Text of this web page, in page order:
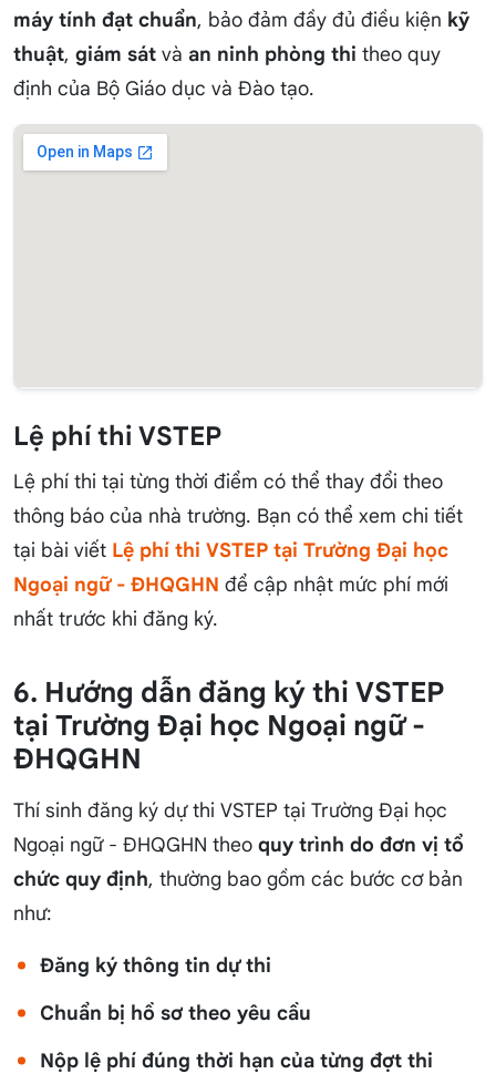
máy tính đạt chuẩn, bảo đảm đầy đủ điều kiện kỹ
thuật, giám sát và an ninh phòng thi theo quy
định của Bộ Giáo dục và Đào tạo.
Lệ phí thi VSTEP
Lệ phí thi tại từng thời điểm có thể thay đổi theo
thông báo của nhà trường. Bạn có thể xem chi tiết
tại bài viết Lệ phí thi VSTEP tại Trường Đại học
Ngoại ngữ - ĐHQGHN để cập nhật mức phí mới
nhất trước khi đăng ký.
6. Hướng dẫn đăng ký thi VSTEP
tại Trường Đại học Ngoại ngữ -
ĐHQGHN
Thí sinh đăng ký dự thi VSTEP tại Trường Đại học
Ngoại ngữ - ĐHQGHN theo quy trình do đơn vị tổ
chức quy định, thường bao gồm các bước cơ bản
như:
Đăng ký thông tin dự thi
Chuẩn bị hồ sơ theo yêu cầu
Nộp lệ phí đúng thời hạn của từng đợt thi